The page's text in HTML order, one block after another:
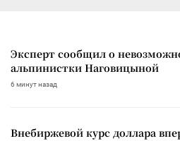
Эксперт сообщил о
альпинистки Наговицыной
6 минут назад
Внебиржевой курс доллара